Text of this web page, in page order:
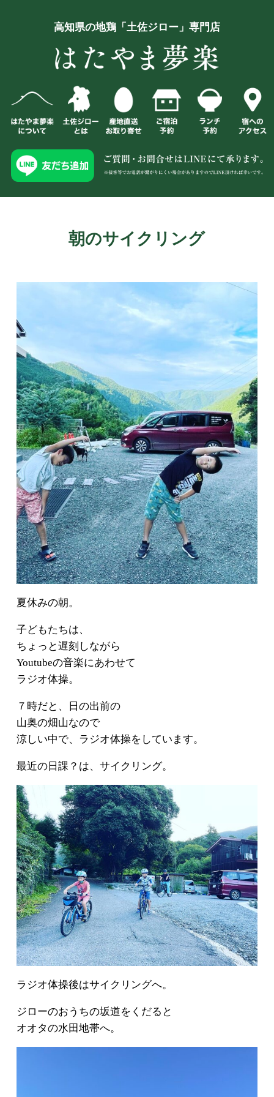
高知県の地鶏「土佐ジロー」専門店
朝のサイクリング
夏休みの朝。
子どもたちは、
ちょっと遅刻しながら
Youtubeの音楽にあわせて
ラジオ体操。
７時だと、日の出前の
山奥の畑山なので
涼しい中で、ラジオ体操をしています。
最近の日課？は、サイクリング。
ラジオ体操後はサイクリングへ。
ジローのおうちの坂道をくだると
オオタの水田地帯へ。